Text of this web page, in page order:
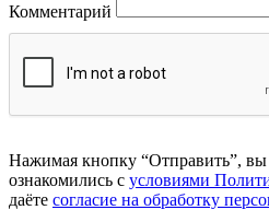
Комментарий
Нажимая кнопку “Отправить”, вы
ознакомились с условиями
даёте согласие на обработку